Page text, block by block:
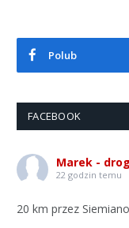
Polub
FACEBOOK
Marek -
22 godzin temu
20 km przez